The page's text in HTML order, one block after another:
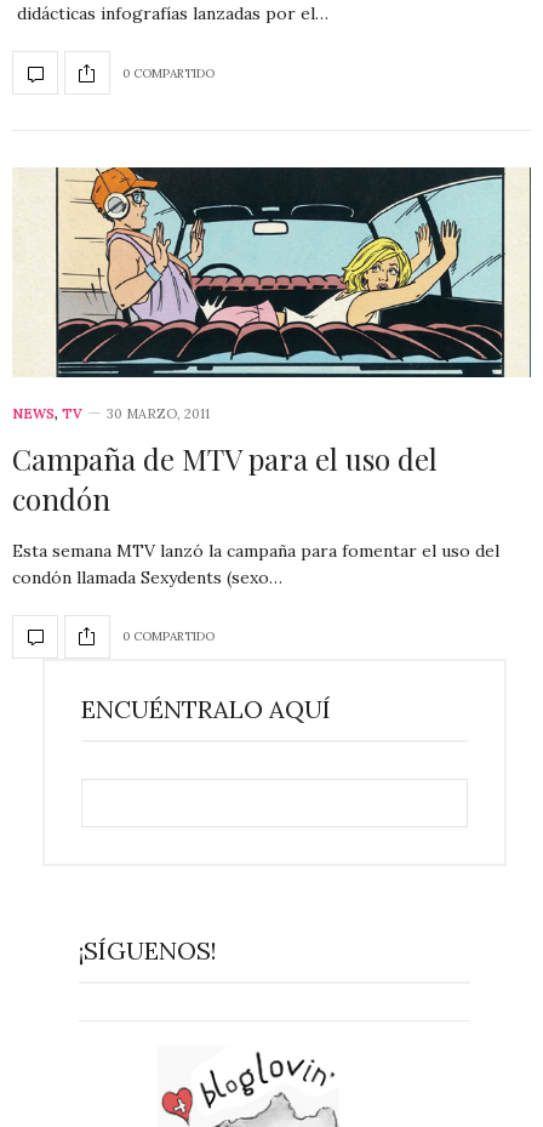
didácticas infografías lanzadas por el…
0 COMPARTIDO
NEWS, TV 30 MARZO, 2011
Campaña de MTV para el uso del
condón
Esta semana MTV lanzó la campaña para fomentar el uso del
condón llamada Sexydents (sexo…
0 COMPARTIDO
ENCUÉNTRALO AQUÍ
¡SÍGUENOS!